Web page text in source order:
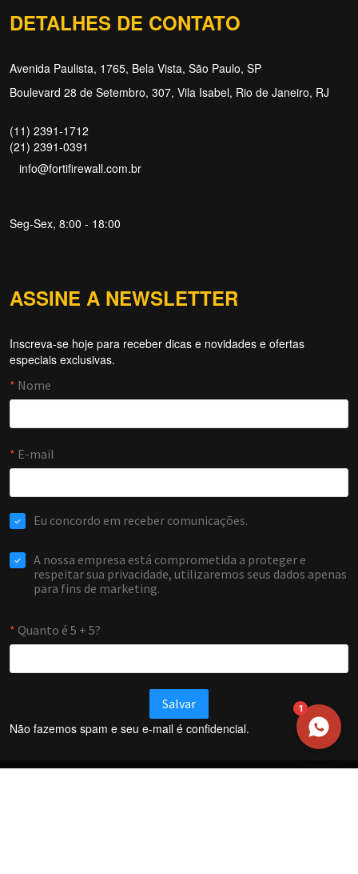
DETALHES DE CONTATO
Avenida Paulista, 1765, Bela Vista, São Paulo, SP
Boulevard 28 de Setembro, 307, Vila Isabel, Rio de Janeiro, RJ
(11) 2391-1712
(21) 2391-0391
info@fortifirewall.com.br
Seg-Sex, 8:00 - 18:00
ASSINE A NEWSLETTER
Inscreva-se hoje para receber dicas e novidades e ofertas
especiais exclusivas.
Não fazemos spam e seu e-mail é confidencial.
Forti Firewall
EMAIL
WHATSAPP / TELEFONE
1